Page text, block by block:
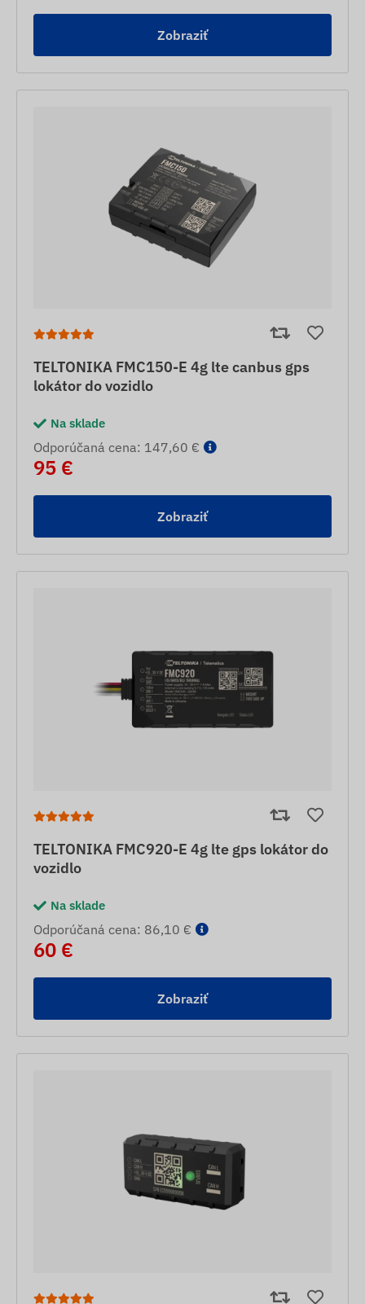
Zobraziť
TELTONIKA FMC150-E 4g lte canbus gps
lokátor do vozidlo
Na sklade
Odporúčaná cena: 147,60 €
95 €
Zobraziť
TELTONIKA FMC920-E 4g lte gps lokátor do
vozidlo
Na sklade
Odporúčaná cena: 86,10 €
60 €
Zobraziť